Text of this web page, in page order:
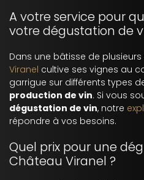
A votre service pour
votre dégustation de
Dans une bâtisse de plusieurs
Viranel cultive ses vignes au
garrigue sur différents types
production de vin. Si vous
dégustation de vin, notre
répondre à vos besoins.
Quel prix pour une
Château Viranel ?